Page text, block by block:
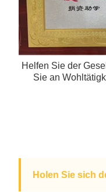
Helfen Sie der
Sie an
Holen Sie sich